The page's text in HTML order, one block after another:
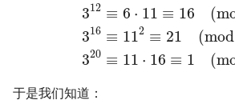
312 ≡ 6 ⋅ 11 ≡ 16 (
316 ≡ 11 2 ≡ 21 (mod
320 ≡ 11 ⋅ 16 ≡ 1 (
于是我们知道：